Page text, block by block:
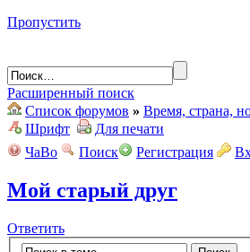
Пропустить
Расширенный поиск
Список форумов » Время, страна,
Шрифт
Для печати
ЧаВо
Поиск Регистрация
Мой старый друг
Ответить